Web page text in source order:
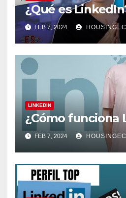
¿Qué es
FEB 7, 2024
LINKEDIN
¿Cómo funciona
FEB 7, 2024